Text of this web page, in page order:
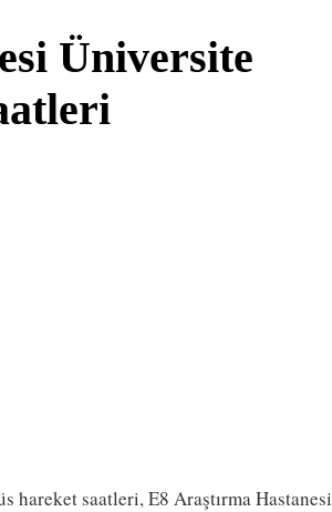
Üniversite
hareket saatleri, E8 Araştırma Hastanesi